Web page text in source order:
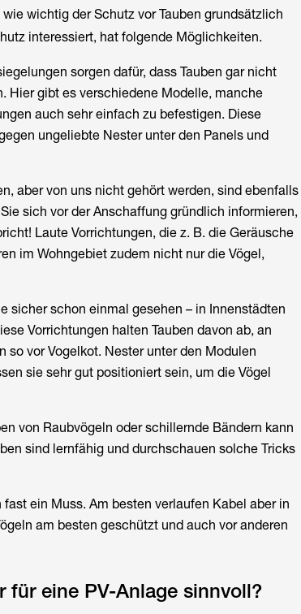
wichtig der Schutz vor Tauben grundsätzlich
interessiert, hat folgende Möglichkeiten.
sorgen dafür, dass Tauben gar nicht
Hier gibt es verschiedene Modelle, manche
auch sehr einfach zu befestigen. Diese
ungeliebte Nester unter den Panels und
aber von uns nicht gehört werden, sind ebenfalls
sich vor der Anschaffung gründlich informieren,
Laute Vorrichtungen, die z. B. die Geräusche
im Wohngebiet zudem nicht nur die Vögel,
sicher schon einmal gesehen – in Innenstädten
Vorrichtungen halten Tauben davon ab, an
vor Vogelkot. Nester unter den Modulen
sie sehr gut positioniert sein, um die Vögel
von Raubvögeln oder schillernde Bändern kann
sind lernfähig und durchschauen solche Tricks
ein Muss. Am besten verlaufen Kabel aber in
am besten geschützt und auch vor anderen
für eine PV-Anlage sinnvoll?